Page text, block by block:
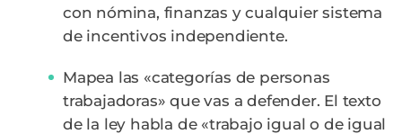
con nómina, finanzas y cualquier sistema
de incentivos independiente.
Mapea las «categorías de personas
trabajadoras» que vas a defender. El texto
de la ley habla de «trabajo igual o de igual